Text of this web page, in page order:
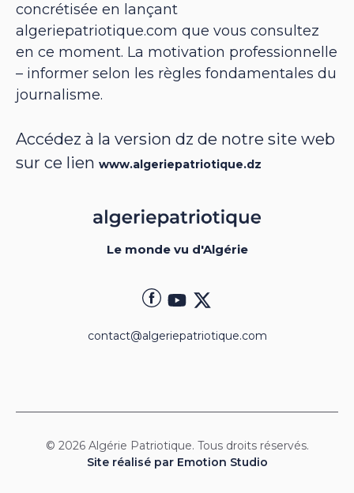
concrétisée en lançant
algeriepatriotique.com que vous consultez
en ce moment. La motivation professionnelle
– informer selon les règles fondamentales du
journalisme.
Accédez à la version dz de notre site web
sur ce lien www.algeriepatriotique.dz
Le monde vu d'Algérie
contact@algeriepatriotique.com
© 2026 Algérie Patriotique. Tous droits réservés.
Site réalisé par Emotion Studio